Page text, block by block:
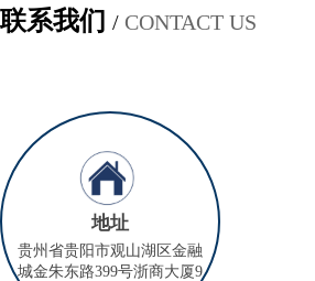
联系我们 / CONTACT US
地址
贵州省贵阳市观山湖区金融
城金朱东路399号浙商大厦9